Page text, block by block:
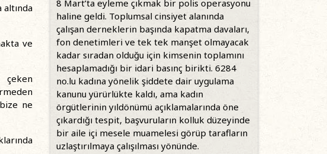
ve
çeken
ne
8 Mart’ta eyleme çıkmak bir polis operasyonu
haline geldi. Toplumsal cinsiyet alanında
çalışan derneklerin başında kapatma davaları,
fon denetimleri ve tek tek manşet olmayacak
kadar sıradan olduğu için kimsenin toplamını
hesaplamadığı bir idari basınç birikti. 6284
no.lu kadına yönelik şiddete dair uygulama
kanunu yürürlükte kaldı, ama kadın
örgütlerinin yıldönümü açıklamalarında öne
çıkardığı tespit, başvuruların kolluk düzeyinde
bir aile içi mesele muamelesi görüp tarafların
uzlaştırılmaya çalışılması yönünde.